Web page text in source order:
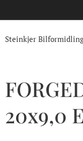
Steinkjer
20x9,0